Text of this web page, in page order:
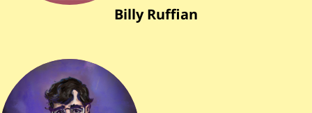
Billy Ruffian